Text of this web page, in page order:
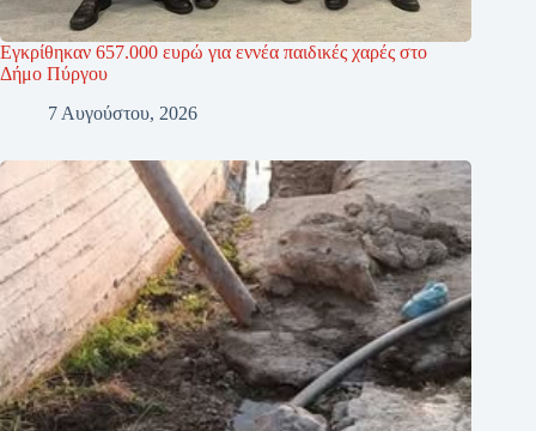
Εγκρίθηκαν 657.000 ευρώ για εννέα παιδικές χαρές στο
Δήμο Πύργου
7 Αυγούστου, 2026